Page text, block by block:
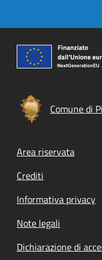
Comune di
Footer
Area riservata
Crediti
Informativa privacy
Note legali
Dichiarazione di